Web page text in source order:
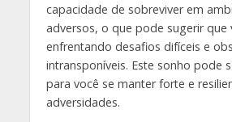
capacidade de sobreviver em
adversos, o que pode sugerir que
enfrentando desafios difíceis e
intransponíveis. Este sonho pode
para você se manter forte e
adversidades.